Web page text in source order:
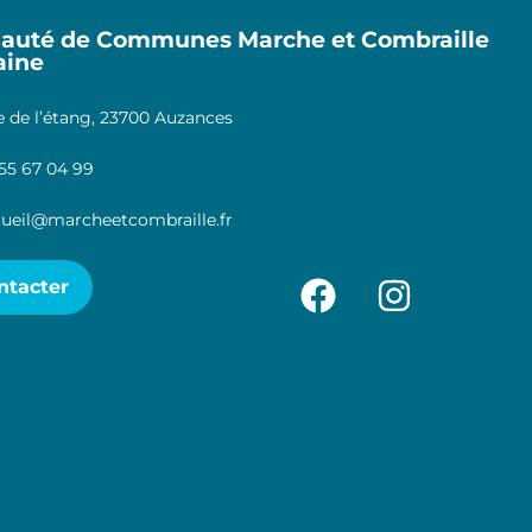
de Communes Marche et Combraille
de l’étang, 23700 Auzances
67 04 99